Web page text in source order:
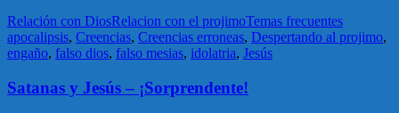
Relación con DiosRelacion con el projimoTemas frecuentes
apocalipsis, Creencias, Creencias erroneas, Despertando al projimo,
engaño, falso dios, falso mesias, idolatria, Jesús
Satanas y Jesús – ¡Sorprendente!